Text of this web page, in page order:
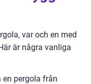
var och en med
är några vanliga
pergola från